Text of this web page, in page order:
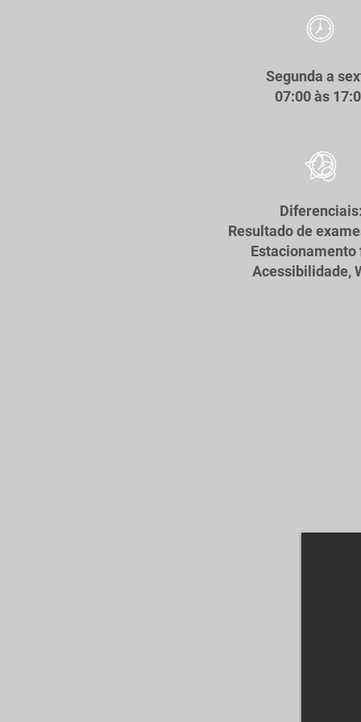
Segunda a
07:00 às
Diferenciais:
Resultado de
Estacionamento
Acessibilidade,